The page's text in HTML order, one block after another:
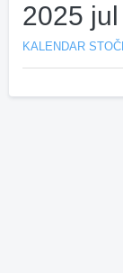
2025
KALENDAR